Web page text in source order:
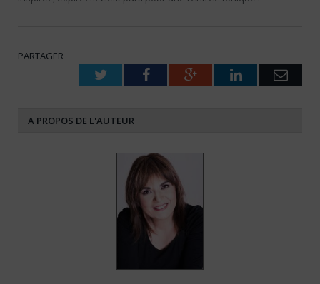
PARTAGER
TwitterFacebookGoogle+LinkedIn
A PROPOS DE L'AUTEUR